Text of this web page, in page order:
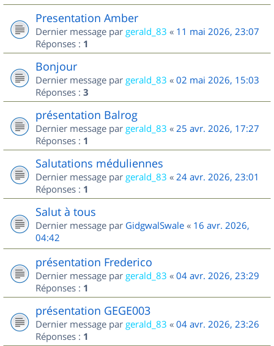
Presentation Amber
Dernier message par gerald_83 « 11 mai 2026, 23:07
Réponses : 1
Bonjour
Dernier message par gerald_83 « 02 mai 2026, 15:03
Réponses : 3
présentation Balrog
Dernier message par gerald_83 « 25 avr. 2026, 17:27
Réponses : 1
Salutations méduliennes
Dernier message par gerald_83 « 24 avr. 2026, 23:01
Réponses : 1
Salut à tous
Dernier message par GidgwalSwale « 16 avr. 2026,
04:42
présentation Frederico
Dernier message par gerald_83 « 04 avr. 2026, 23:29
Réponses : 1
présentation GEGE003
Dernier message par gerald_83 « 04 avr. 2026, 23:26
Réponses : 1